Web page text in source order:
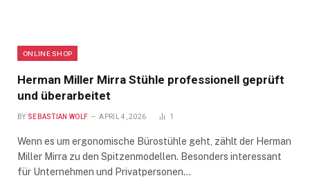
ONLINE SHOP
Herman Miller Mirra Stühle professionell geprüft
und überarbeitet
BY SEBASTIAN WOLF APRIL 4, 2026 1
Wenn es um ergonomische Bürostühle geht, zählt der Herman
Miller Mirra zu den Spitzenmodellen. Besonders interessant
für Unternehmen und Privatpersonen…